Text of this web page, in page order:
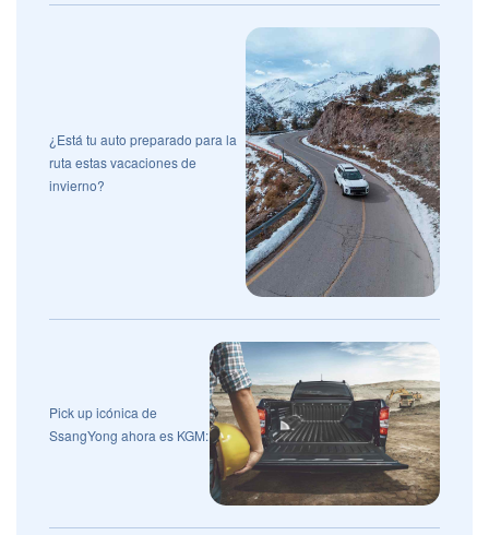
¿Está tu auto preparado para la
ruta estas vacaciones de
invierno?
Pick up icónica de
SsangYong ahora es KGM: